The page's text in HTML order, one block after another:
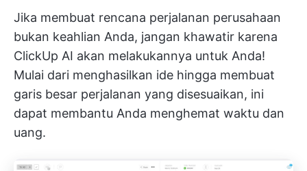
Jika membuat rencana perjalanan perusahaan
bukan keahlian Anda, jangan khawatir karena
ClickUp AI akan melakukannya untuk Anda!
Mulai dari menghasilkan ide hingga membuat
garis besar perjalanan yang disesuaikan, ini
dapat membantu Anda menghemat waktu dan
uang.